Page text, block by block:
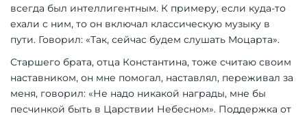
всегда был интеллигентным. К примеру, если куда-то
ехали с ним, то он включал классическую музыку в
пути. Говорил: «Так, сейчас будем слушать Моцарта».
Старшего брата, отца Константина, тоже считаю своим
наставником, он мне помогал, наставлял, переживал за
меня, говорил: «Не надо никакой награды, мне бы
песчинкой быть в Царствии Небесном». Поддержка от